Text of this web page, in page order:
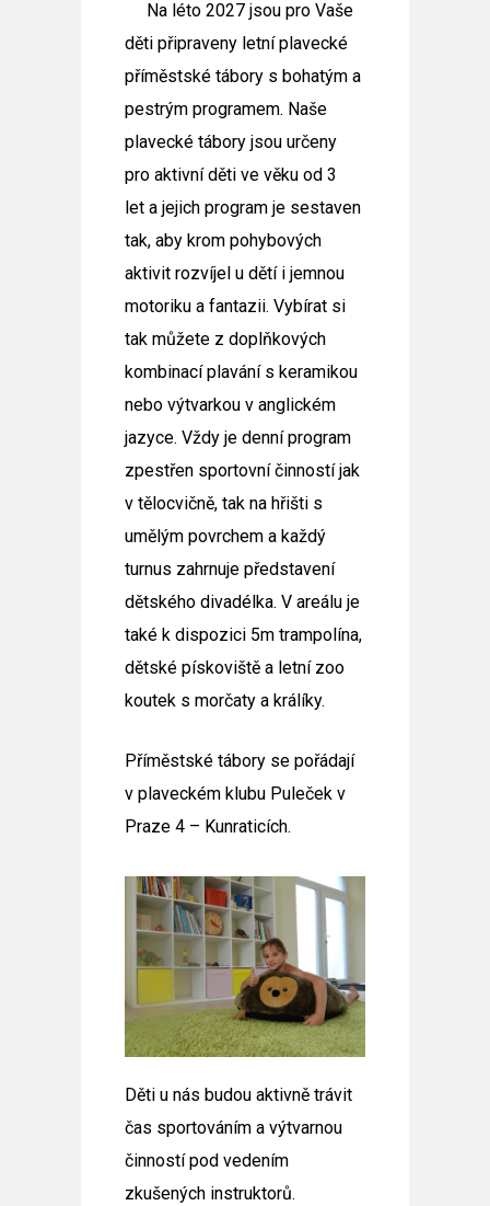
Na léto 2027 jsou pro Vaše
děti připraveny letní plavecké
příměstské tábory s bohatým a
pestrým programem. Naše
plavecké tábory jsou určeny
pro aktivní děti ve věku od 3
let a jejich program je sestaven
tak, aby krom pohybových
aktivit rozvíjel u dětí i jemnou
motoriku a fantazii. Vybírat si
tak můžete z doplňkových
kombinací plavání s keramikou
nebo výtvarkou v anglickém
jazyce. Vždy je denní program
zpestřen sportovní činností jak
v tělocvičně, tak na hřišti s
umělým povrchem a každý
turnus zahrnuje představení
dětského divadélka. V areálu je
také k dispozici 5m trampolína,
dětské pískoviště a letní zoo
koutek s morčaty a králíky.
Příměstské tábory se pořádají
v plaveckém klubu Puleček v
Praze 4 – Kunraticích.
Děti u nás budou aktivně trávit
čas sportováním a výtvarnou
činností pod vedením
zkušených instruktorů.